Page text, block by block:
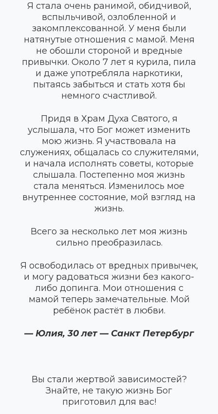
Я стала очень ранимой, обидчивой,
вспыльчивой, озлобленной и
закомплексованной. У меня были
натянутые отношения с мамой. Меня
не обошли стороной и вредные
привычки. Около 7 лет я курила, пила
и даже употребляла наркотики,
пытаясь забыться и стать хотя бы
немного счастливой.
Придя в Храм Духа Святого, я
услышала, что Бог может изменить
мою жизнь. Я участвовала на
служениях, общалась со служителями,
и начала исполнять советы, которые
слышала. Постепенно моя жизнь
стала меняться. Изменилось мое
внутреннее состояние, мой взгляд на
жизнь.
Всего за несколько лет моя жизнь
сильно преобразилась.
Я освободилась от вредных привычек,
и могу радоваться жизни без какого-
либо допинга. Мои отношения с
мамой теперь замечательные. Мой
ребёнок растёт в любви.
— Юлия, 30 лет — Санкт Петербург
Вы стали жертвой зависимостей?
Знайте, не такую жизнь Бог
приготовил для вас!